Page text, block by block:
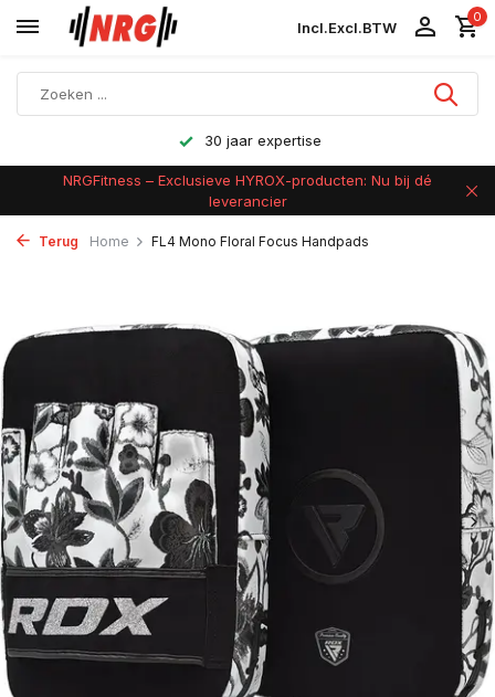
Incl.Excl.BTW
0
Achteraf betalen
NRGFitness – Exclusieve HYROX-producten: Nu bij dé
leverancier
Terug Home FL4 Mono Floral Focus Handpads